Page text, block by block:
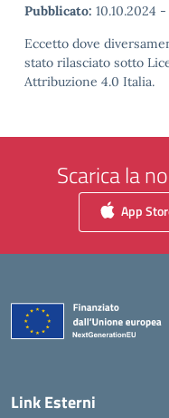
Pubblicato: 10.10.2024 -
Eccetto dove
stato rilasciato sotto
Attribuzione 4.0 Italia.
Scarica la
App
Link Esterni